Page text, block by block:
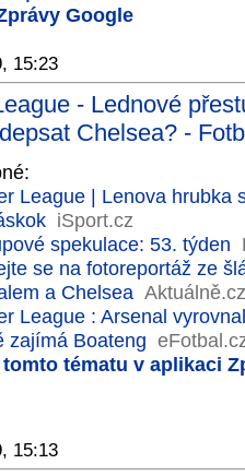
Google
15:23
- Lednové
Chelsea? -
League | Lenova hrubka
iSport.cz
spekulace: 53. týden
se na fotoreportáž ze
a Chelsea Aktuálně.cz
League : Arsenal
zajímá Boateng
tomto tématu v aplikaci
15:13